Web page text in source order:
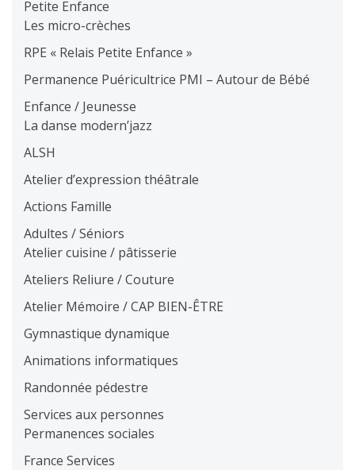
Petite Enfance
Les micro-crèches
RPE « Relais Petite Enfance »
Permanence Puéricultrice PMI – Autour de Bébé
Enfance / Jeunesse
La danse modern’jazz
ALSH
Atelier d’expression théâtrale
Actions Famille
Adultes / Séniors
Atelier cuisine / pâtisserie
Ateliers Reliure / Couture
Atelier Mémoire / CAP BIEN-ÊTRE
Gymnastique dynamique
Animations informatiques
Randonnée pédestre
Services aux personnes
Permanences sociales
France Services